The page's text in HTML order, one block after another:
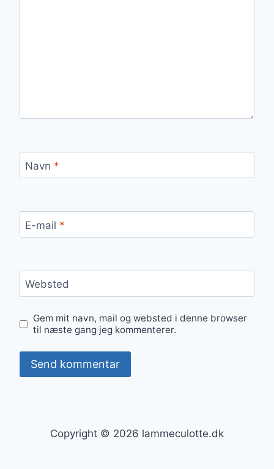
Navn *
E-mail *
Websted
Gem mit navn, mail og websted i denne browser
til næste gang jeg kommenterer.
Copyright © 2026 lammeculotte.dk